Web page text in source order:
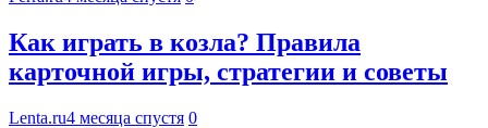
Как играть в козла? Правила
карточной игры, стратегии и советы
Lenta.ru4 месяца спустя 0